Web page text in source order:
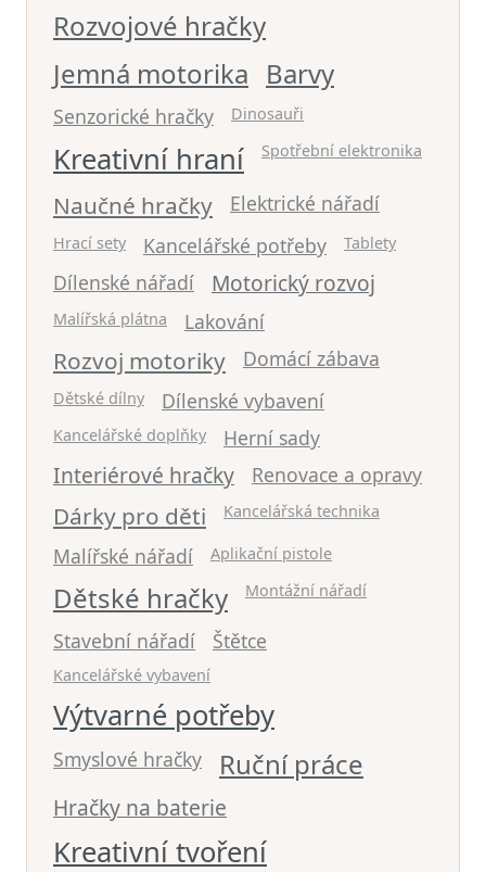
Rozvojové hračky
Jemná motorika Barvy
Senzorické hračky Dinosauři
Kreativní hraní Spotřební elektronika
Naučné hračky Elektrické nářadí
Hrací sety Kancelářské potřeby Tablety
Dílenské nářadí Motorický rozvoj
Malířská plátna Lakování
Rozvoj motoriky Domácí zábava
Dětské dílny Dílenské vybavení
Kancelářské doplňky Herní sady
Interiérové hračky Renovace a opravy
Dárky pro děti Kancelářská technika
Malířské nářadí Aplikační pistole
Dětské hračky Montážní nářadí
Stavební nářadí Štětce
Kancelářské vybavení
Výtvarné potřeby
Smyslové hračky Ruční práce
Hračky na baterie
Kreativní tvoření